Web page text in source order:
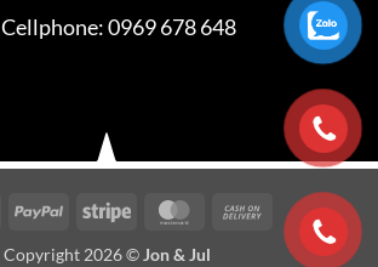
Cellphone:0969 678 648
Visa PayPal Stripe MasterCardCash
On
Copyright 2026 © Jon & Jul